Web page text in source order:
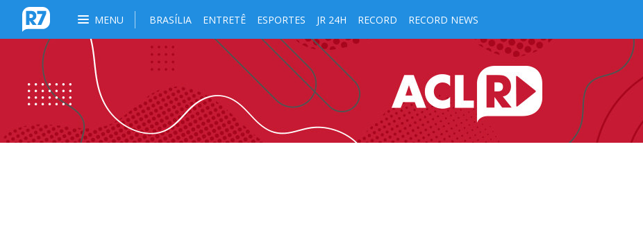
MENU BRASÍLIA ENTRETÊ ESPORTES JR 24H RECORD RECORD NEWS